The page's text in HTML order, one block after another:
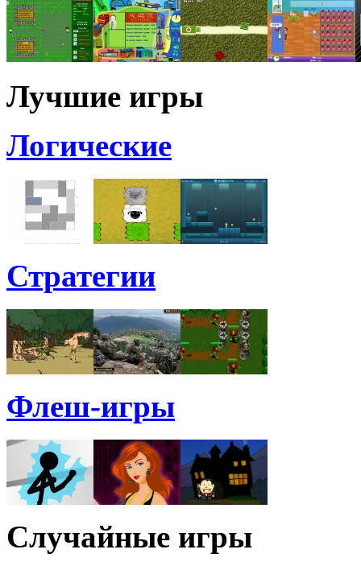
Лучшие игры
Логические
Стратегии
Флеш-игры
Случайные игры